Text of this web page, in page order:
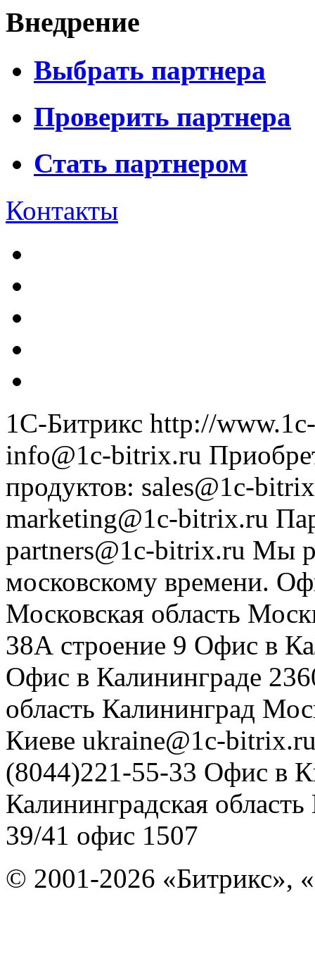
Внедрение
Выбрать партнера
Проверить партнера
Стать партнером
Контакты
1С-Битрикс http://
info@1c-bitrix.ru
продуктов: sales@1c-
marketing@1c-bitrix.ru
partners@1c-bitrix.ru Мы
московскому времени.
Московская область
38А строение 9 Офис в
Офис в Калининграде
область Калининград
Киеве ukraine@1c-
(8044)221-55-33 Офис в
Калининградская область
39/41 офис 1507
© 2001-2026 «Битрикс»,